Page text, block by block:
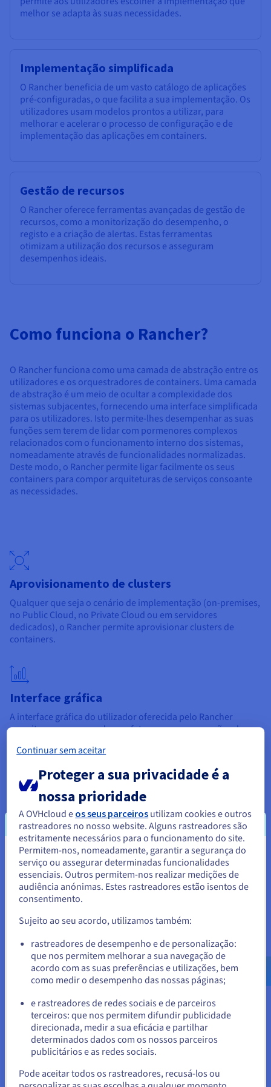
melhor se adapta às suas necessidades.
Implementação simplificada
O Rancher beneficia de um vasto catálogo de aplicações
pré-configuradas, o que facilita a sua implementação. Os
utilizadores usam modelos prontos a utilizar, para
melhorar e acelerar o processo de configuração e de
implementação das aplicações em containers.
Gestão de recursos
O Rancher oferece ferramentas avançadas de gestão de
recursos, como a monitorização do desempenho, o
registo e a criação de alertas. Estas ferramentas
otimizam a utilização dos recursos e asseguram
desempenhos ideais.
Como funciona o Rancher?
O Rancher funciona como uma camada de abstração entre os
utilizadores e os orquestradores de containers. Uma camada
de abstração é um meio de ocultar a complexidade dos
sistemas subjacentes, fornecendo uma interface simplificada
para os utilizadores. Isto permite-lhes desempenhar as suas
funções sem terem de lidar com pormenores complexos
relacionados com o funcionamento interno dos sistemas,
nomeadamente através de funcionalidades normalizadas.
Deste modo, o Rancher permite ligar facilmente os seus
containers para compor arquiteturas de serviços consoante
as necessidades.
Aprovisionamento de clusters
Qualquer que seja o cenário de implementação (on-premises,
no Public Cloud, no Private Cloud ou em servidores
dedicados), o Rancher permite aprovisionar clusters de
containers.
Interface gráfica
A interface gráfica do utilizador oferecida pelo Rancher
permite aos programadores efetuar as suas operações de
Catálogo de aplicações
Os utilizadores do Rancher selecionam e implementam as
suas aplicações com configurações predefinidas graças ao
catálogo disponibilizado pela plataforma.
Integração com o Kubernetes
O Rancher facilita a integração com o Kubernetes, para
facilitada a quem utiliza a plataforma.
Casos de uso do Rancher
A plataforma Rancher pode ser utilizada em vários cenários e
para vários casos de uso.
Parece que está localizado em
Estados Unidos.
Para encomendar a partir de Estados Unidos, terá de consultar e
Aceder ao website do Estados Unidos
us.ovhcloud.com/learn Inglês USD - $
ou
Ficar no website atual
Selecionar outro website
Continuar sem aceitar
Proteger a sua privacidade é a
nossa prioridade
A OVHcloud e os seus parceiros utilizam cookies e outros
rastreadores no nosso website. Alguns rastreadores são
estritamente necessários para o funcionamento do site.
Permitem-nos, nomeadamente, garantir a segurança do
serviço ou assegurar determinadas funcionalidades
essenciais. Outros permitem-nos realizar medições de
audiência anónimas. Estes rastreadores estão isentos de
consentimento.
Sujeito ao seu acordo, utilizamos também:
rastreadores de desempenho e de personalização:
que nos permitem melhorar a sua navegação de
acordo com as suas preferências e utilizações, bem
como medir o desempenho das nossas páginas;
e rastreadores de redes sociais e de parceiros
terceiros: que nos permitem difundir publicidade
direcionada, medir a sua eficácia e partilhar
determinados dados com os nossos parceiros
publicitários e as redes sociais.
Pode aceitar todos os rastreadores, recusá-los ou